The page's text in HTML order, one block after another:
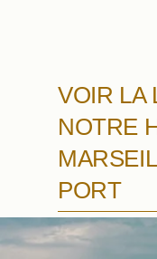
VOIR LA
NOTRE
PORT